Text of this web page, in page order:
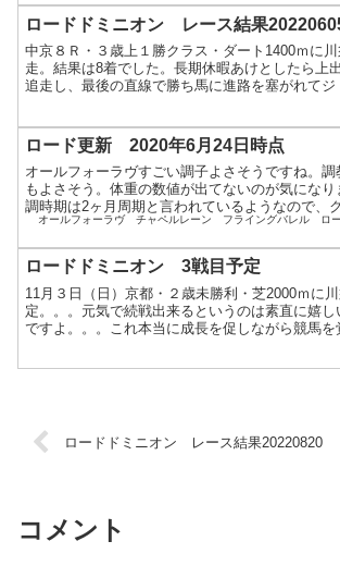
ロードドミニオン レース結果
中京８Ｒ・３歳上１勝クラス・ダート1400ｍに
走。結果は8着でした。長期休暇あけとしたら上
追走し、最後の直線で勝ち馬に進路を塞がれてジ
リに当ててこられたにも関わらず頑張って最後
ロード更新 2020年6月24日時点
オールフォーラヴすごい調子よさそうですね。
もよさそう。体重の数値が出てないのが気にな
調時期は2ヶ月周期と言われているようなので、
まで調子保てるんでしょうか。ロードウィリア
オールフォーラヴ
チャペルレーン フライングバレル ロ
ロードドミニオン 3戦目予定
11月３日（日）京都・２歳未勝利・芝2000ｍに
定。。。元気で続戦出来るというのは素直に嬉し
ですよ。。。これ本当に成長を促しながら競馬を
ーションでしょうか。しかも更に距離延長。。
ロードドミニオン レース結果20220820
コメント